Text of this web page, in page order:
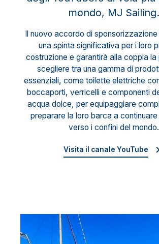
mondo, MJ Sailing.
Il nuovo accordo di
una spinta significativa per i loro
costruzione e garantirà alla coppia la
scegliere tra una gamma di
essenziali, come toilette elettriche
boccaporti, verricelli e componenti
acqua dolce, per equipaggiare
preparare la loro barca a
verso i confini del mondo.
Visita il canale YouTube